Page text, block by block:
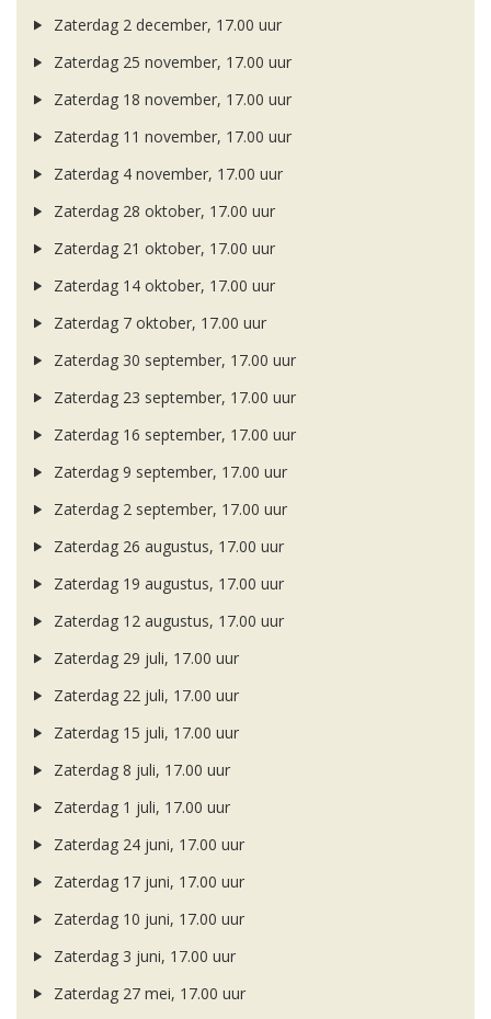
Zaterdag 2 december, 17.00 uur
Zaterdag 25 november, 17.00 uur
Zaterdag 18 november, 17.00 uur
Zaterdag 11 november, 17.00 uur
Zaterdag 4 november, 17.00 uur
Zaterdag 28 oktober, 17.00 uur
Zaterdag 21 oktober, 17.00 uur
Zaterdag 14 oktober, 17.00 uur
Zaterdag 7 oktober, 17.00 uur
Zaterdag 30 september, 17.00 uur
Zaterdag 23 september, 17.00 uur
Zaterdag 16 september, 17.00 uur
Zaterdag 9 september, 17.00 uur
Zaterdag 2 september, 17.00 uur
Zaterdag 26 augustus, 17.00 uur
Zaterdag 19 augustus, 17.00 uur
Zaterdag 12 augustus, 17.00 uur
Zaterdag 29 juli, 17.00 uur
Zaterdag 22 juli, 17.00 uur
Zaterdag 15 juli, 17.00 uur
Zaterdag 8 juli, 17.00 uur
Zaterdag 1 juli, 17.00 uur
Zaterdag 24 juni, 17.00 uur
Zaterdag 17 juni, 17.00 uur
Zaterdag 10 juni, 17.00 uur
Zaterdag 3 juni, 17.00 uur
Zaterdag 27 mei, 17.00 uur